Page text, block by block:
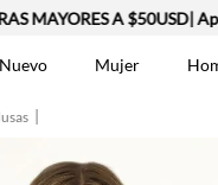
A $50USD|
Nuevo Mujer